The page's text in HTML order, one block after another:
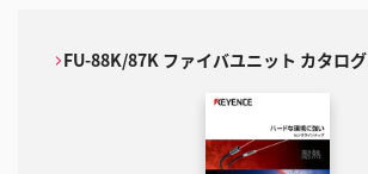
FU-88K/87K ファイバユニット カタログ